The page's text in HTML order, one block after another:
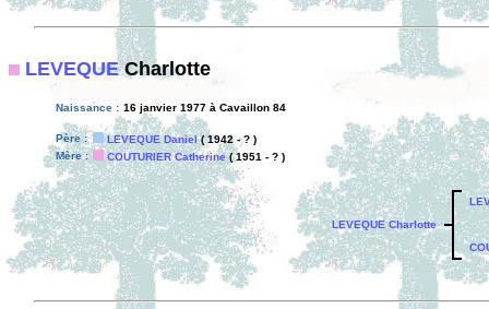
LEVEQUECharlotte
Naissance : 16 janvier 1977 à Cavaillon 84
Père : LEVEQUE Daniel( 1942 - ? )
Mère :
COUTURIER Catherine( 1951 - ? )
LEVEQUE Charlotte